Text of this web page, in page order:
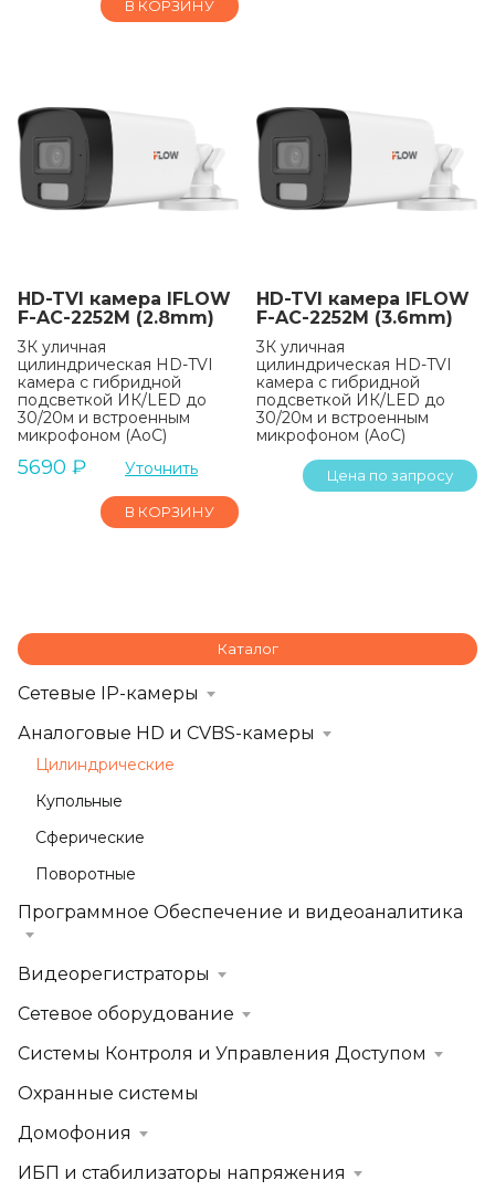
В КОРЗИНУ
HD-TVI камера IFLOW
F-AC-2252M (2.8mm)
3К уличная
цилиндрическая HD-TVI
камера с гибридной
подсветкой ИК/LED до
30/20м и встроенным
микрофоном (AoC)
5690 ₽ Уточнить
В КОРЗИНУ
HD-TVI камера IFLOW
F-AC-2252M (3.6mm)
3К уличная
цилиндрическая HD-TVI
камера с гибридной
подсветкой ИК/LED до
30/20м и встроенным
микрофоном (AoC)
Цена по запросу
Каталог
Сетевые IP-камеры
Аналоговые HD и CVBS-камеры
Цилиндрические
Купольные
Сферические
Поворотные
Программное Обеспечение и видеоаналитика
Видеорегистраторы
Сетевое оборудование
Системы Контроля и Управления Доступом
Охранные системы
Домофония
ИБП и стабилизаторы напряжения